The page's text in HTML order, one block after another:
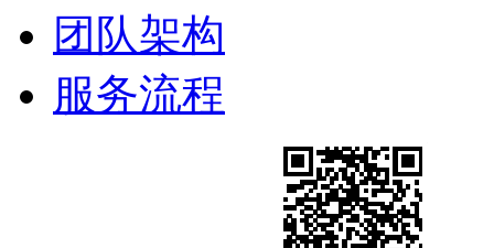
团队架构
服务流程